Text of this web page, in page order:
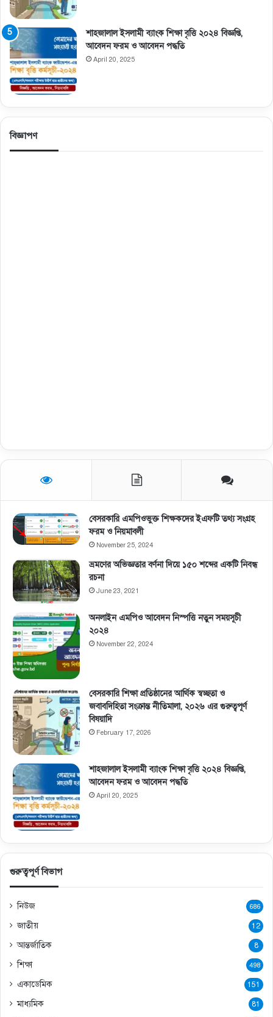
শাহজালাল ইসলামী ব্যাংক শিক্ষা বৃত্তি ২০২৪ বিজ্ঞপ্তি,
আবেদন ফরম ও আবেদন পদ্ধতি
April 20, 2025
বিজ্ঞাপণ
বেসরকারি এমপিওভুক্ত শিক্ষকদের ইএফটি তথ্য সংগ্রহ
ফরম ও নিয়মাবলী
November 25, 2024
ভ্রমণের অভিজ্ঞতার বর্ণনা দিয়ে ১৫০ শব্দের একটি নিবন্ধ
রচনা
June 23, 2021
অনলাইন এমপিও আবেদন নিস্পত্তি নতুন সময়সূচী
২০২৪
November 22, 2024
বেসরকারি শিক্ষা প্রতিষ্ঠানের আর্থিক স্বচ্ছতা ও
জবাবদিহিতা সংক্রান্ত নীতিমালা, ২০২৬ এর গুরুত্বপূর্ণ
বিষয়াদি
February 17, 2026
শাহজালাল ইসলামী ব্যাংক শিক্ষা বৃত্তি ২০২৪ বিজ্ঞপ্তি,
আবেদন ফরম ও আবেদন পদ্ধতি
April 20, 2025
গুরুত্বপূর্ণ বিভাগ
নিউজ 686
জাতীয় 12
আন্তর্জাতিক 8
শিক্ষা 498
একাডেমিক 151
মাধ্যমিক 81